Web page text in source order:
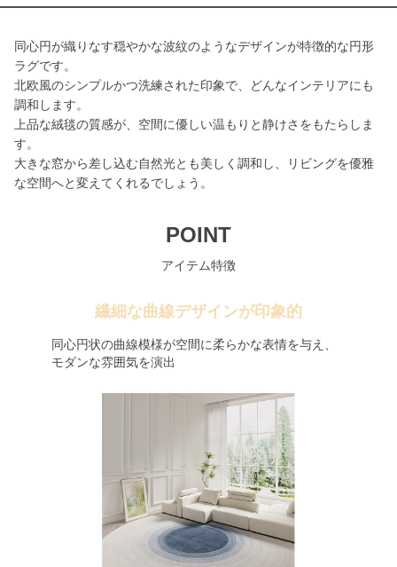
同心円が織りなす穏やかな波紋のようなデザインが特徴的な円形
ラグです。
北欧風のシンプルかつ洗練された印象で、どんなインテリアにも
調和します。
上品な絨毯の質感が、空間に優しい温もりと静けさをもたらしま
す。
大きな窓から差し込む自然光とも美しく調和し、リビングを優雅
な空間へと変えてくれるでしょう。
POINT
アイテム特徴
繊細な曲線デザインが印象的
同心円状の曲線模様が空間に柔らかな表情を与え、
モダンな雰囲気を演出